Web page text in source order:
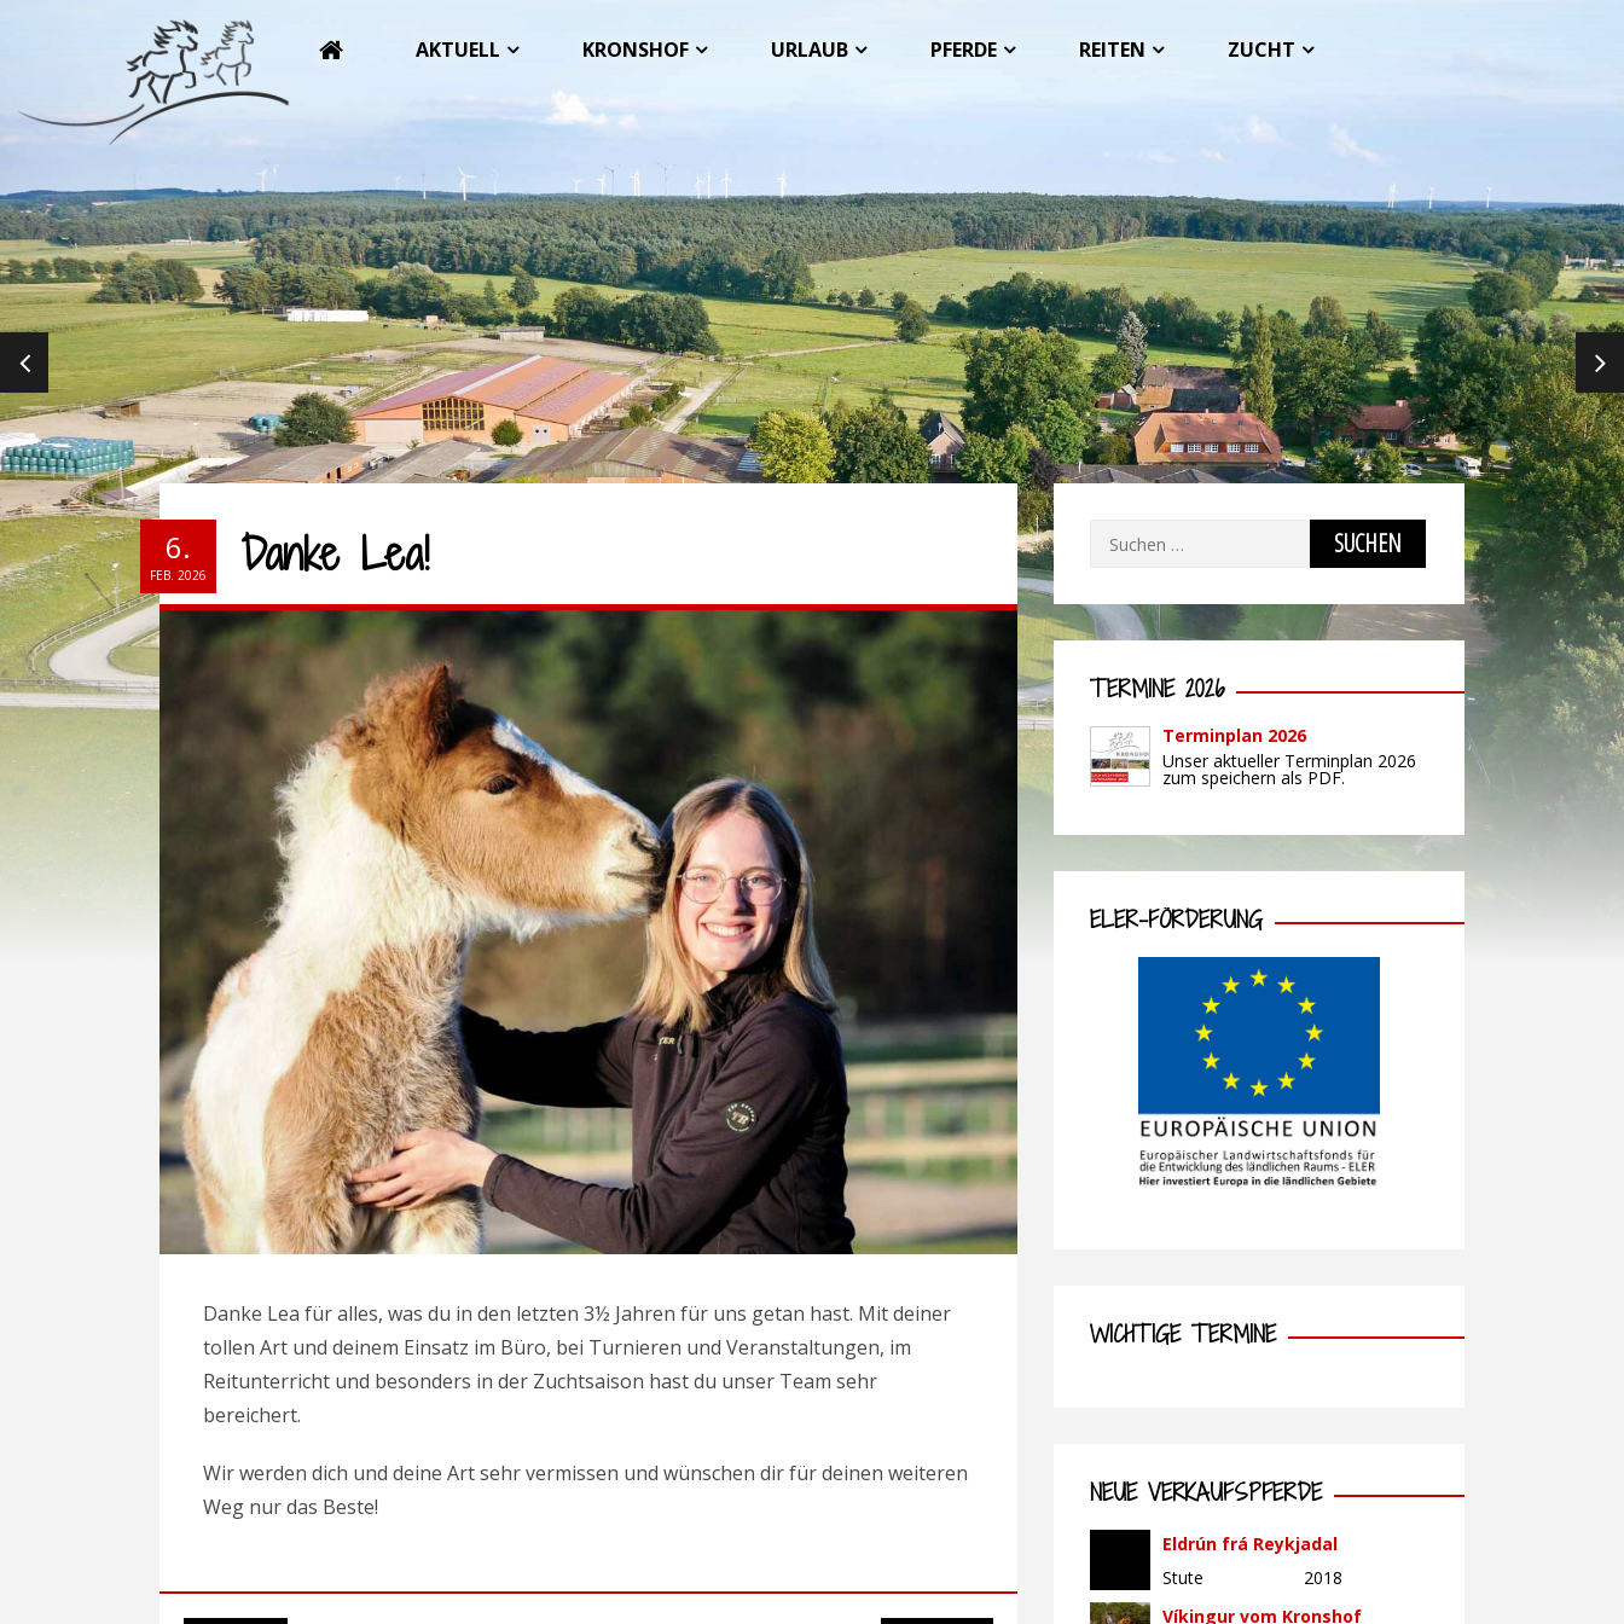
AKTUELL KRONSHOF URLAUB PFERDE REITEN ZUCHT
PREVIOUS
6.
FEB. 2026 Danke Lea!
Danke Lea für alles, was du in den letzten 3½ Jahren für uns getan hast. Mit deiner
tollen Art und deinem Einsatz im Büro, bei Turnieren und Veranstaltungen, im
Reitunterricht und besonders in der Zuchtsaison hast du unser Team sehr
bereichert.
Wir werden dich und deine Art sehr vermissen und wünschen dir für deinen weiteren
Weg nur das Beste!
Suchen
TERMINE 2026
Terminplan 2026
Unser aktueller Terminplan 2026
zum speichern als PDF.
ELER-FÖRDERUNG
WICHTIGE TERMINE
NEUE VERKAUFSPFERDE
Eldrún frá Reykjadal
Stute
2018
Víkingur vom Kronshof